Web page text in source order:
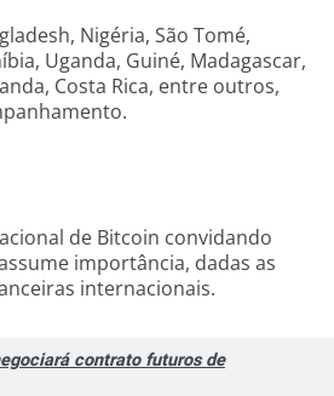
Nigéria, São Tomé,
Uganda, Guiné, Madagascar,
Costa Rica, entre outros,
de Bitcoin convidando
importância, dadas as
internacionais.
contrato futuros de